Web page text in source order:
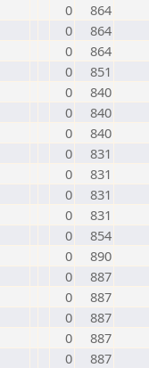
0
864
0
864
0
864
0
851
0
840
0
840
0
840
0
831
0
831
0
831
0
831
0
854
0
890
0
887
0
887
0
887
0
887
0
887